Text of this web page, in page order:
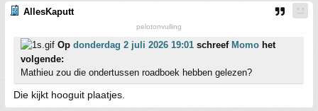
AllesKaputt
pelotonvulling
Op donderdag 2 juli 2026 19:01 schreef Momo het
volgende:
Mathieu zou die ondertussen roadboek hebben gelezen?
Die kijkt hooguit plaatjes.